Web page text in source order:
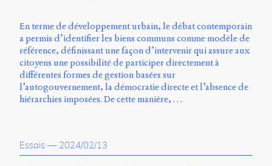
En terme de développement urbain, le débat contemporain
a permis d’identifier les biens communs comme modèle de
référence, définissant une façon d’intervenir qui assure aux
citoyens une possibilité de participer directement à
différentes formes de gestion basées sur
l’autogouvernement, la démocratie directe et l’absence de
hiérarchies imposées. De cette manière, …
Essais — 2024/02/13